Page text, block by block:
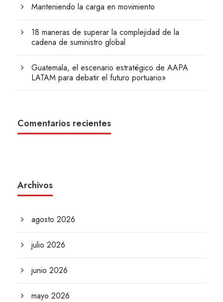
Manteniendo la carga en movimiento
18 maneras de superar la complejidad de la
cadena de suministro global
Guatemala, el escenario estratégico de AAPA
LATAM para debatir el futuro portuario»
Comentarios recientes
Archivos
agosto 2026
julio 2026
junio 2026
mayo 2026